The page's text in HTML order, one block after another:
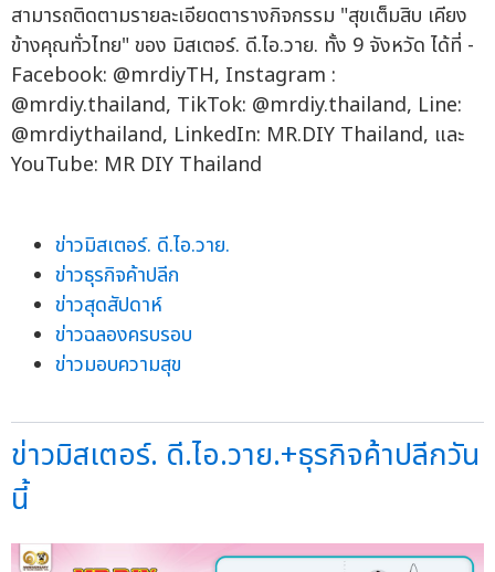
สามารถติดตามรายละเอียดตารางกิจกรรม "สุขเต็มสิบ เคียง
ข้างคุณทั่วไทย" ของ มิสเตอร์. ดี.ไอ.วาย. ทั้ง 9 จังหวัด ได้ที่ -
Facebook: @mrdiyTH, Instagram :
@mrdiy.thailand, TikTok: @mrdiy.thailand, Line:
@mrdiythailand, LinkedIn: MR.DIY Thailand, และ
YouTube: MR DIY Thailand
ข่าวมิสเตอร์. ดี.ไอ.วาย.
ข่าวธุรกิจค้าปลีก
ข่าวสุดสัปดาห์
ข่าวฉลองครบรอบ
ข่าวมอบความสุข
ข่าวมิสเตอร์. ดี.ไอ.วาย.+ธุรกิจค้าปลีกวัน
นี้